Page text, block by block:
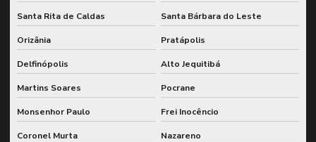
Santa Rita de Caldas Santa Bárbara do Leste
Orizânia Pratápolis
Delfinópolis Alto Jequitibá
Martins Soares Pocrane
Monsenhor Paulo Frei Inocêncio
Coronel Murta Nazareno